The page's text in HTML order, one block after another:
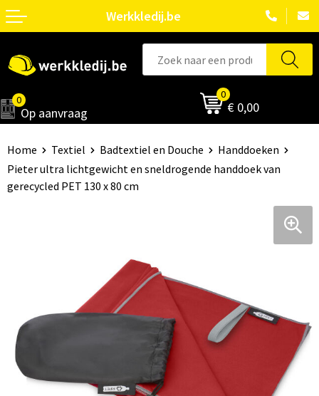
Werkkledij.be
0
Op aanvraag
0
€ 0,00
Home Textiel Badtextiel en Douche
Handdoeken
Pieter ultra lichtgewicht en sneldrogende handdoek van
gerecycled PET 130 x 80 cm